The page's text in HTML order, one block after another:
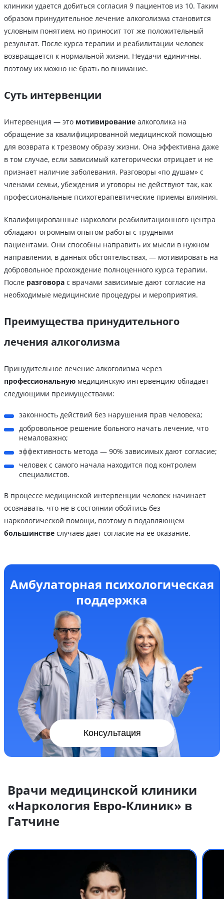
клиники удается добиться согласия 9 пациентов из 10. Таким
образом принудительное лечение алкоголизма становится
условным понятием, но приносит тот же положительный
результат. После курса терапии и реабилитации человек
возвращается к нормальной жизни. Неудачи единичны,
поэтому их можно не брать во внимание.
Суть интервенции
Интервенция — это мотивирование алкоголика на
обращение за квалифицированной медицинской помощью
для возврата к трезвому образу жизни. Она эффективна даже
в том случае, если зависимый категорически отрицает и не
признает наличие заболевания. Разговоры «по душам» с
членами семьи, убеждения и уговоры не действуют так, как
профессиональные психотерапевтические приемы влияния.
Квалифицированные наркологи реабилитационного центра
обладают огромным опытом работы с трудными
пациентами. Они способны направить их мысли в нужном
направлении, в данных обстоятельствах, — мотивировать на
добровольное прохождение полноценного курса терапии.
После разговора с врачами зависимые дают согласие на
необходимые медицинские процедуры и мероприятия.
Преимущества принудительного
лечения алкоголизма
Принудительное лечение алкоголизма через
профессиональную медицинскую интервенцию обладает
следующими преимуществами:
законность действий без нарушения прав человека;
добровольное решение больного начать лечение, что
немаловажно;
эффективность метода — 90% зависимых дают согласие;
человек с самого начала находится под контролем
специалистов.
В процессе медицинской интервенции человек начинает
осознавать, что не в состоянии обойтись без
наркологической помощи, поэтому в подавляющем
большинстве случаев дает согласие на ее оказание.
Амбулаторная психологическая
поддержка
Консультация
Врачи медицинской клиники
«Наркология Евро-Клиник» в
Гатчине